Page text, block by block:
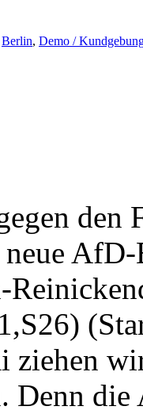
Berlin, Demo /
ziehen
Denn